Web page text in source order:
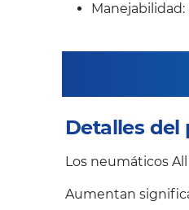
Detalles
Los neumáticos
Aumentan